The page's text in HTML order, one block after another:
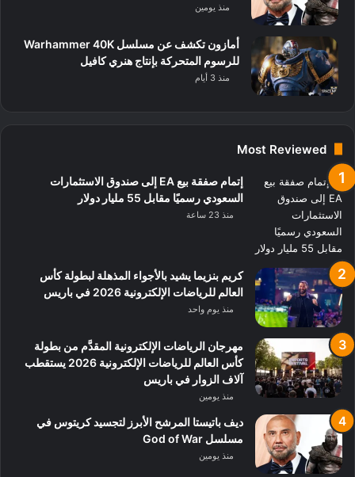
منذ يومين
أمازون تكشف عن مسلسل Warhammer 40K
للرسوم المتحركة بإنتاج هنري كافيل
منذ 3 أيام
Most Reviewed
إتمام صفقة بيع EA إلى صندوق الاستثمارات
السعودي رسميًا مقابل 55 مليار دولار
منذ 23 ساعة
كريم بنزيما يشيد بالأجواء المذهلة لبطولة كأس
العالم للرياضات الإلكترونية 2026 في باريس
منذ يوم واحد
مهرجان الرياضات الإلكترونية المقدَّم من بطولة
كأس العالم للرياضات الإلكترونية 2026 يستقطب
آلاف الزوار في باريس
منذ يومين
ديف باتيستا المرشح الأبرز لتجسيد كريتوس في
مسلسل God of War
منذ يومين